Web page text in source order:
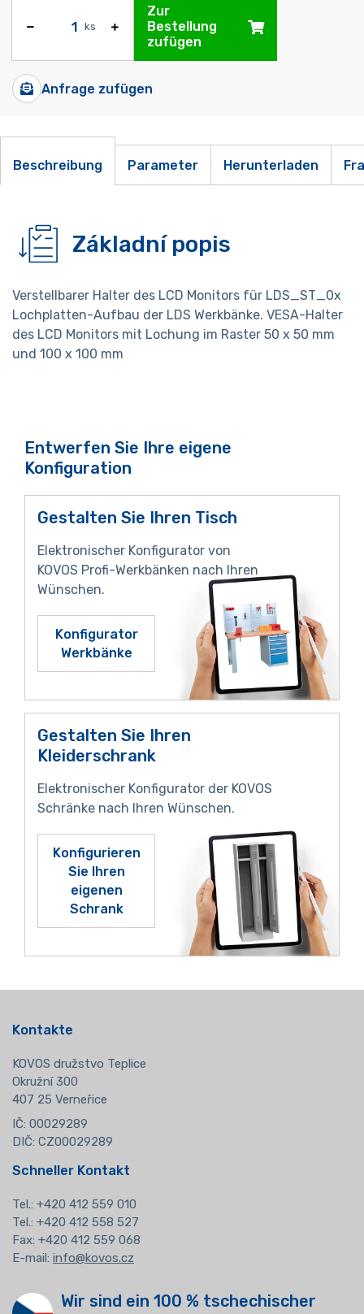
ks
Zur
Bestellung
zufügen
Anfrage zufügen
Beschreibung Parameter Herunterladen
Základní popis
Verstellbarer Halter des LCD Monitors für LDS_ST_0x
Lochplatten-Aufbau der LDS Werkbänke. VESA-Halter
des LCD Monitors mit Lochung im Raster 50 x 50 mm
und 100 x 100 mm
Entwerfen Sie Ihre eigene
Konfiguration
Gestalten Sie Ihren Tisch
Elektronischer Konfigurator von
KOVOS Profi-Werkbänken nach Ihren
Wünschen.
Konfigurator
Werkbänke
Gestalten Sie Ihren
Kleiderschrank
Elektronischer Konfigurator der KOVOS
Schränke nach Ihren Wünschen.
Konfigurieren
Sie Ihren
eigenen
Schrank
Kontakte
KOVOS družstvo Teplice
Okružní 300
407 25 Verneřice
IČ: 00029289
DIČ: CZ00029289
Schneller Kontakt
Tel.: +420 412 559 010
Tel.: +420 412 558 527
Fax: +420 412 559 068
E-mail: info@kovos.cz
Wir sind ein 100 % tschechischer